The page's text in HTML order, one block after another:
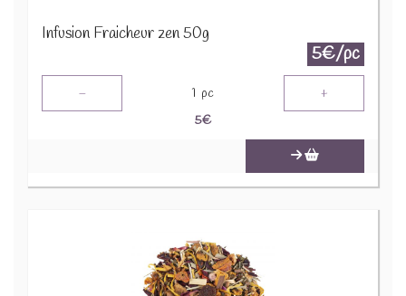
Infusion Fraicheur zen 50g
5€/pc
- 1 pc +
5€